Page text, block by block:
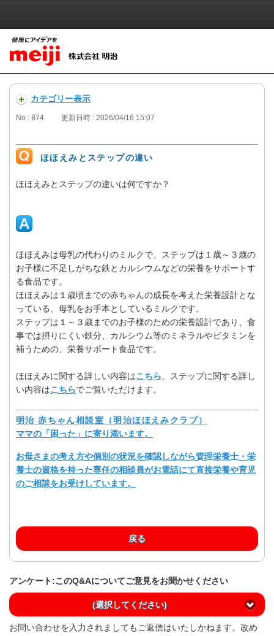
カテゴリー表示
No : 874 更新日時 : 2026/04/16 15:07
ほほえみとステップの違い
ほほえみとステップの違いは何ですか？
ほほえみは母乳の代わりのミルクで、ステップは１歳～３歳の
お子様に不足しがちな鉄とカルシウムなどの栄養をサポートす
る食品です。
ほほえみは１歳頃までの赤ちゃんの成長を考えた栄養設計とな
っている、母乳をお手本としているミルクです。
ステップは１～３歳までのお子様のための栄養設計であり、食
事では摂りにくい鉄分、カルシウム等のミネラルやビタミンを
補うための、栄養サポート食品です。
ほほえみに関する詳しい内容はこちら 、ステップに関する詳し
い内容はこちらでご覧いただけます。
明治 赤ちゃん相談室（明治ほほえみクラブ）
ママの「困った」に寄り添います。
お母さまの考え方や個別の状況を確認しながら管理栄養士・栄
養士の資格を持った専任の相談員がお電話にて直接栄養や育児
のご相談をお受けしています。
戻る
アンケート:このQ&Aについてご意見をお聞かせください
(選択してください)
お問い合わせを入力されましてもご返信はいたしかねます。改め